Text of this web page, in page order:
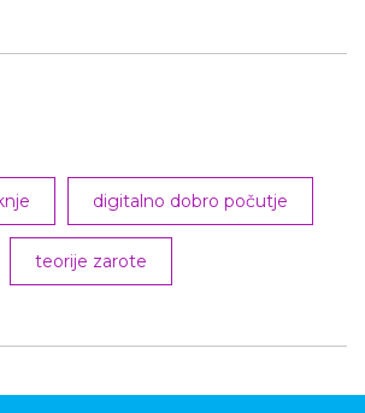
digitalno dobro počutje
teorije zarote